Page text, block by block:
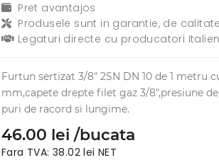
Pret avantajos
Produsele sunt in garantie, de
Legaturi directe cu producatori
Furtun sertizat 3/8" 2SN DN 10 de 1 metru
mm,capete drepte filet gaz 3/8",presiune
puri de racord si lungime.
46.00 lei /bucata
Fara TVA: 38.02 lei NET